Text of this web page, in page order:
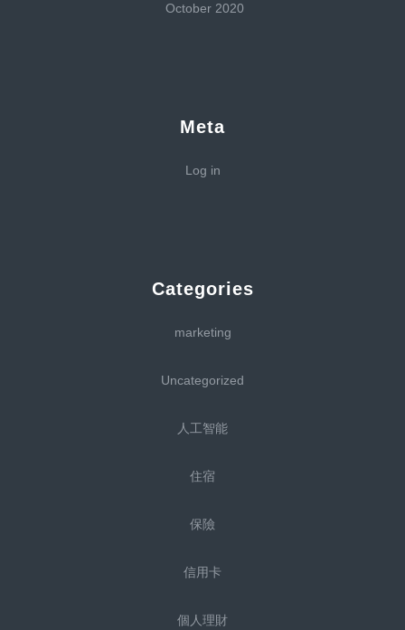
October 2020
Meta
Log in
Categories
marketing
Uncategorized
人工智能
住宿
保險
信用卡
個人理財